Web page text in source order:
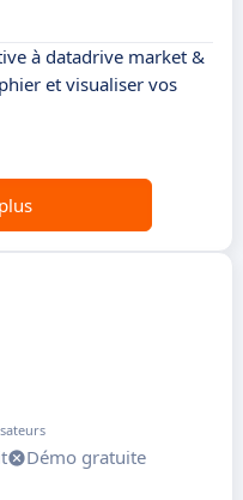
à datadrive market &
et visualiser vos
Démo gratuite